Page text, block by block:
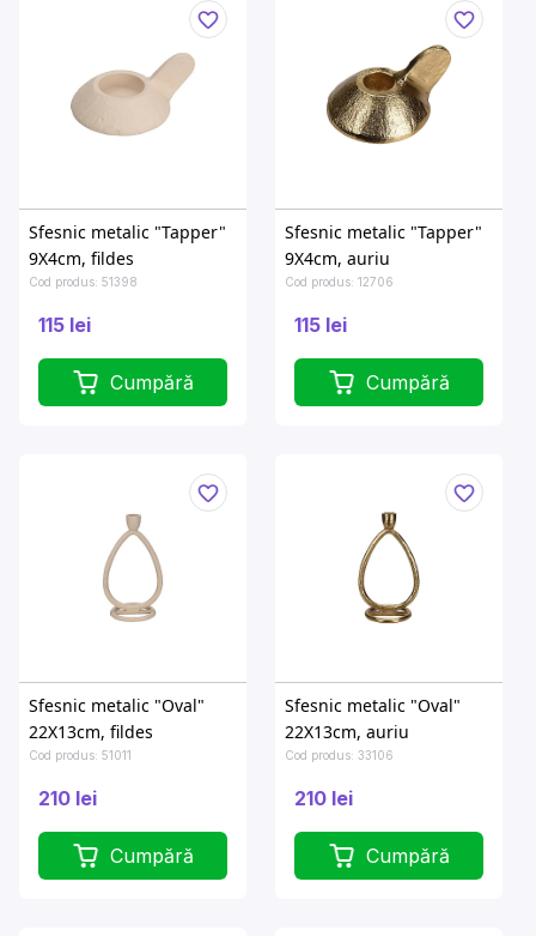
Sfesnic metalic "Tapper"
9X4cm, fildes
Cod produs: 51398
115 lei
Cumpără
Sfesnic metalic "Tapper"
9X4cm, auriu
Cod produs: 12706
115 lei
Cumpără
Sfesnic metalic "Oval"
22X13cm, fildes
Cod produs: 51011
210 lei
Cumpără
Sfesnic metalic "Oval"
22X13cm, auriu
Cod produs: 33106
210 lei
Cumpără